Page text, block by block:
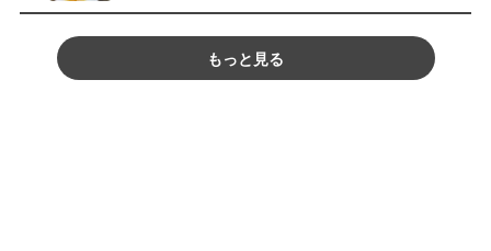
もっと見る